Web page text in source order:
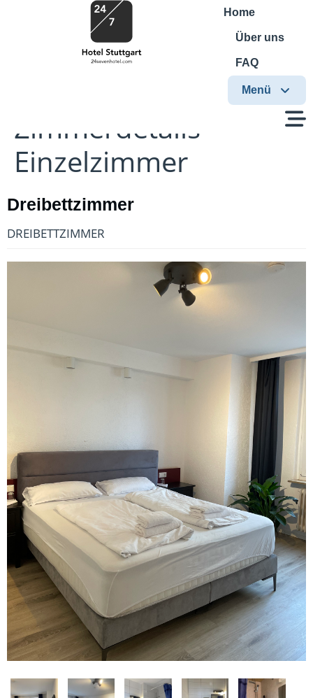
Home
Über uns
FAQ
Menü
Zimmerdetails
Einzelzimmer
Dreibettzimmer
DREIBETTZIMMER